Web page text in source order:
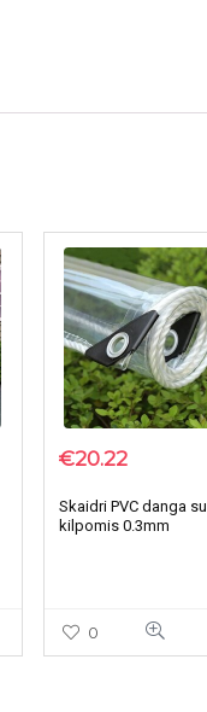
€20.22
Skaidri PVC danga su
kilpomis 0.3mm
0